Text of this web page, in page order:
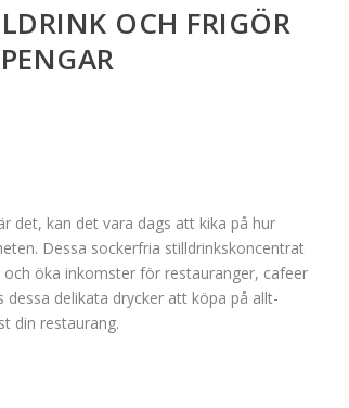
OCH FRIGÖR
det, kan det vara dags att kika på hur
Dessa sockerfria stilldrinkskoncentrat
öka inkomster för restauranger, cafeer
delikata drycker att köpa på allt-
din restaurang.